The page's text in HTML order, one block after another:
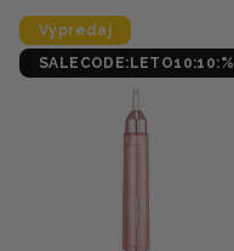
Výpredaj
SALECODE:LETO10:10:%